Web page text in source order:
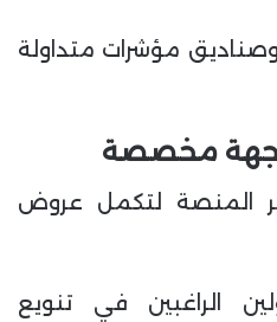
مؤشرات متداولة
مخصصة
المنصة لتكمل عروض
الراغبين في تنويع